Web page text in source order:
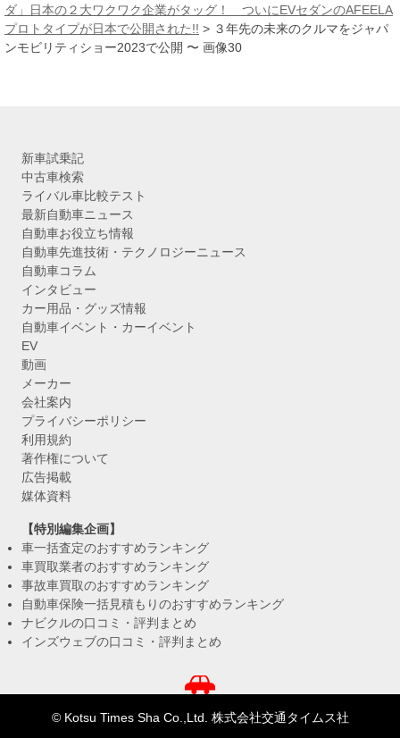
ダ」日本の２大ワクワク企業がタッグ！ ついにEVセダンのAFEELA
プロトタイプが日本で公開された!! > ３年先の未来のクルマをジャパ
ンモビリティショー2023で公開 〜 画像30
新車試乗記
中古車検索
ライバル車比較テスト
最新自動車ニュース
自動車お役立ち情報
自動車先進技術・テクノロジーニュース
自動車コラム
インタビュー
カー用品・グッズ情報
自動車イベント・カーイベント
EV
動画
メーカー
会社案内
プライバシーポリシー
利用規約
著作権について
広告掲載
媒体資料
【特別編集企画】
車一括査定のおすすめランキング
車買取業者のおすすめランキング
事故車買取のおすすめランキング
自動車保険一括見積もりのおすすめランキング
ナビクルの口コミ・評判まとめ
インズウェブの口コミ・評判まとめ
© Kotsu Times Sha Co.,Ltd. 株式会社交通タイムス社